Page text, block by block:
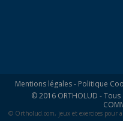
Mentions légales- Politique
© 2016 ORTHOLUD -
© Ortholud.com, jeux et exercices pour